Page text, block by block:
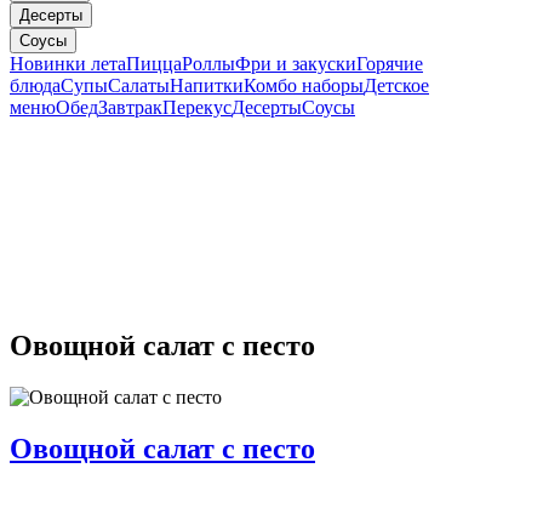
Десерты
Соусы
Новинки летаПиццаРоллыФри и закускиГорячие
блюдаСупыСалатыНапиткиКомбо наборыДетское
менюОбедЗавтракПерекусДесертыСоусы
Овощной салат с песто
Овощной салат с песто